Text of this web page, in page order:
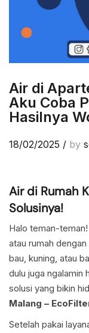
Air di
Aku Coba
Hasilnya
18/02/2025 / by
Air di Rumah
Solusinya!
Halo teman-
atau rumah
bau, kuning, atau
dulu juga ngalamin
solusi yang bikin
Malang –
Setelah pakai